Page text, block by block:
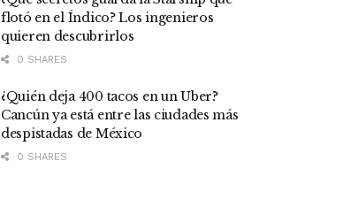
flotó en el Índico? Los ingenieros
quieren descubrirlos
0 SHARES
¿Quién deja 400 tacos en un Uber?
Cancún ya está entre las ciudades más
despistadas de México
0 SHARES